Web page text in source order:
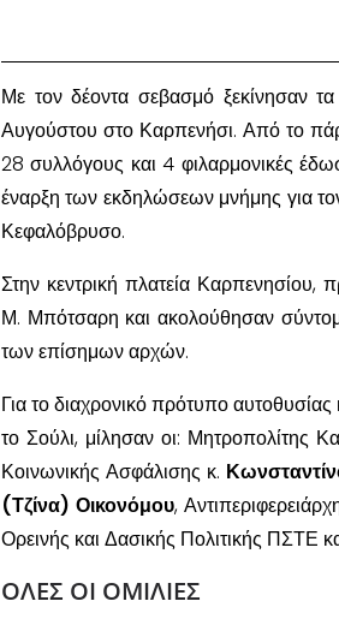
Με τον δέοντα σεβασμό ξεκίνησαν
Αυγούστου στο Καρπενήσι. Από το
28 συλλόγους και 4 φιλαρμονικές
έναρξη των εκδηλώσεων μνήμης για
Κεφαλόβρυσο.
Στην κεντρική πλατεία
Μ. Μπότσαρη και ακολούθησαν
των επίσημων αρχών.
Για το διαχρονικό πρότυπο
το Σούλι, μίλησαν οι: Μητροπολίτης
Κοινωνικής Ασφάλισης κ.
(Τζίνα) Οικονόμου,
Ορεινής και Δασικής Πολιτικής ΠΣΤΕ
ΟΛΕΣ ΟΙ ΟΜΙΛΙΕΣ